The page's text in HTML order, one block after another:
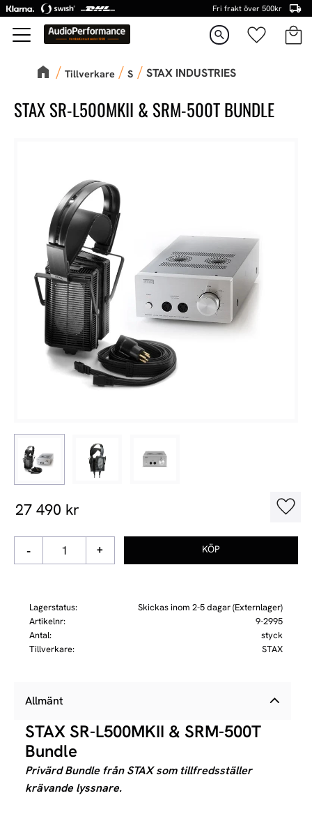
Meny
Fri frakt över 500kr
search Favoriter
Tillverkare S STAX INDUSTRIES
STAX SR-L500MKII & SRM-500T BUNDLE
27 490 kr
+
-
Lagerstatus
Skickas inom 2-5 dagar (Externlager)
Artikelnr
9-2995
Antal
styck
Tillverkare
STAX
Allmänt
STAX SR-L500MKII & SRM-500T
Bundle
Privärd Bundle från STAX som tillfredsställer
krävande lyssnare.